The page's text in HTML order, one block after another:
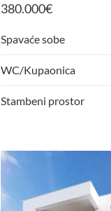
380.000€
Spavaće sobe
WC/Kupaonica
Stambeni prostor